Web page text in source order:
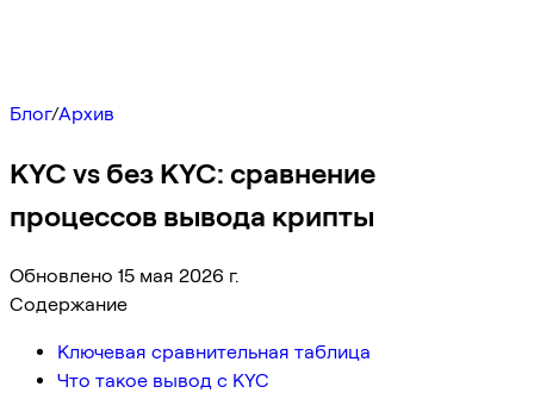
Блог/Архив
KYC vs без KYC: сравнение
процессов вывода крипты
Обновлено 15 мая 2026 г.
Содержание
Ключевая сравнительная таблица
Что такое вывод с KYC